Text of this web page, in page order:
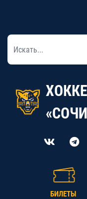
БИЛЕТЫ